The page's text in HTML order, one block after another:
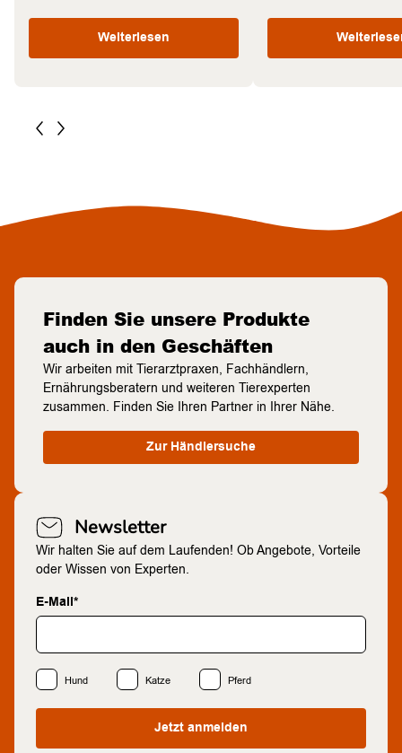
Weiterlesen
Finden Sie unsere Produkte
auch in den Geschäften
Wir arbeiten mit Tierarztpraxen, Fachhändlern,
Ernährungsberatern und weiteren Tierexperten
zusammen. Finden Sie Ihren Partner in Ihrer Nähe.
Zur Händlersuche
Newsletter
Wir halten Sie auf dem Laufenden! Ob Angebote, Vorteile
oder Wissen von Experten.
E-Mail*
Hund Katze Pferd
Jetzt anmelden